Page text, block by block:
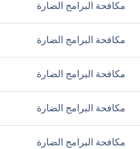
مكافحة البرامج الضارة
مكافحة البرامج الضارة
مكافحة البرامج الضارة
مكافحة البرامج الضارة
مكافحة البرامج الضارة